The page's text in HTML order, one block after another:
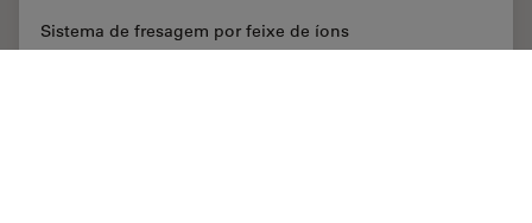
Sistema de fresagem por feixe de íons